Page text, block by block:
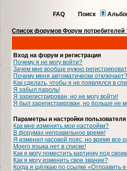
FAQ Поиск
Список форумов Форум потребителей
Вход на форум и регистрация
Почему я не могу войти?
Зачем мне вообще нужно
Почему меня автоматически отключает?
Как сделать, чтобы я не появлялся в
Я забыл пароль!
Я зарегистрирован, но не могу войти!
Я был зарегистрирован, но больше не
Параметры и настройки пользователя
Как мне изменить мои настройки?
В форумах неправильное время!
Я изменил часовой пояс, но время все
Моего языка нет в списке!
Как я могу поместить картинку под
Как я могу изменить свое звание?
Когда я щёлкаю по ссылке «Отправить